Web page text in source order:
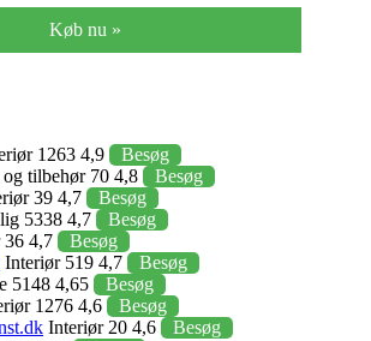
Køb nu »
1263 4,9
Besøg
og tilbehør 70 4,8
Besøg
39 4,7
Besøg
5338 4,7
Besøg
36 4,7
Besøg
Interiør 519 4,7
Besøg
5148 4,65
Besøg
1276 4,6
Besøg
Interiør 20 4,6
Besøg